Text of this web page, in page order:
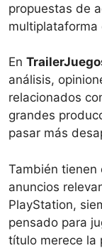
propuestas de
multiplataforma
En
análisis,
relacionados
grandes
pasar más
También tienen
anuncios
PlayStation,
pensado para
título merece la